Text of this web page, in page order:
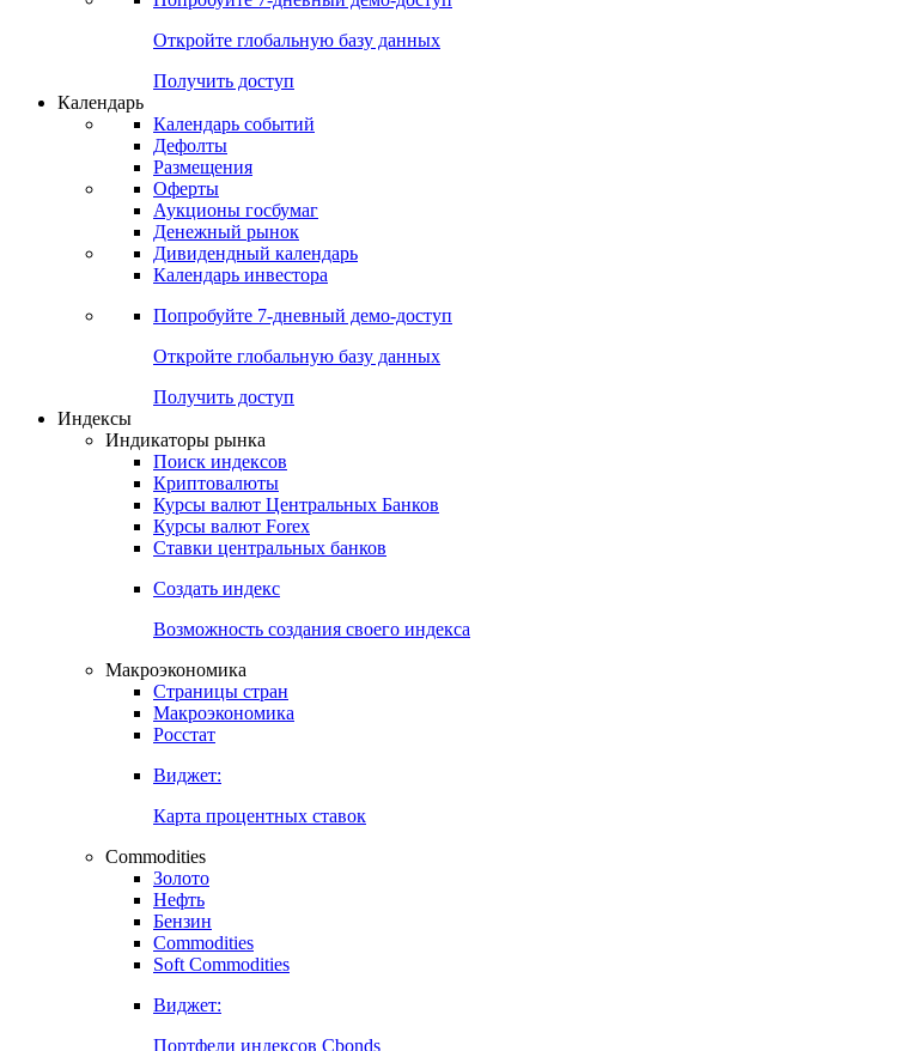
Суверенные CDS
Корпоративные CDS
Попробуйте7-дневный
Откройте глобальную базу данных
Получить доступ
Календарь
Календарь событий
Дефолты
Размещения
Оферты
Аукционы госбумаг
Денежный рынок
Дивидендный календарь
Календарь инвестора
Попробуйте7-дневный
Получить доступ
Индикаторы рынка
Поиск индексов
Криптовалюты
Курсы валют Центральных Банков
Курсы валют Forex
Ставки центральных банков
Создать индекс
Возможность создания своего индекса
Макроэкономика
Страницы стран
Макроэкономика
Росстат
Виджет:
Карта процентных ставок
Commodities
Золото
Нефть
Бензин
Commodities
Soft Commodities